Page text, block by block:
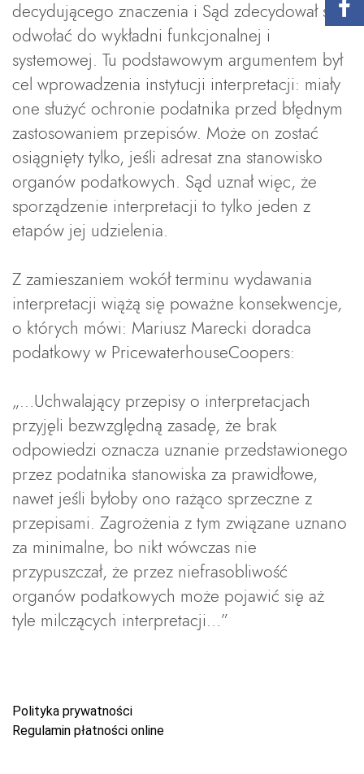
decydującego znaczenia i Sąd zdecydował się
odwołać do wykładni funkcjonalnej i
systemowej. Tu podstawowym argumentem był
cel wprowadzenia instytucji interpretacji: miały
one służyć ochronie podatnika przed błędnym
zastosowaniem przepisów. Może on zostać
osiągnięty tylko, jeśli adresat zna stanowisko
organów podatkowych. Sąd uznał więc, że
sporządzenie interpretacji to tylko jeden z
etapów jej udzielenia.
Z zamieszaniem wokół terminu wydawania
interpretacji wiążą się poważne konsekwencje,
o których mówi: Mariusz Marecki doradca
podatkowy w PricewaterhouseCoopers:
„…Uchwalający przepisy o interpretacjach
przyjęli bezwzględną zasadę, że brak
odpowiedzi oznacza uznanie przedstawionego
przez podatnika stanowiska za prawidłowe,
nawet jeśli byłoby ono rażąco sprzeczne z
przepisami. Zagrożenia z tym związane uznano
za minimalne, bo nikt wówczas nie
przypuszczał, że przez niefrasobliwość
organów podatkowych może pojawić się aż
tyle milczących interpretacji…”
Polityka prywatności
Regulamin płatności online